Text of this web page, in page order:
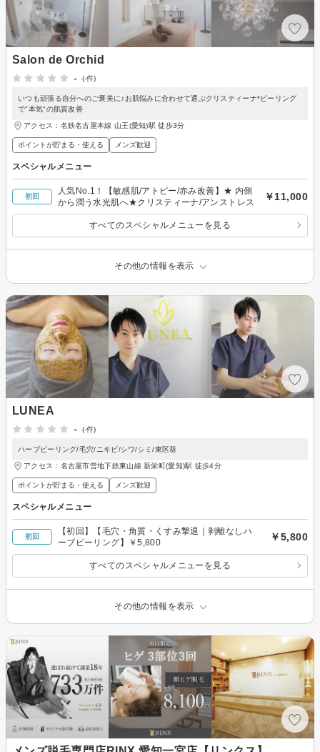
Salon de Orchid
-
(-件)
いつも頑張る自分へのご褒美に♪お肌悩みに合わせて選ぶクリスティーナ*ピーリング
で"本気"の肌質改善
アクセス：名鉄名古屋本線 山王(愛知)駅 徒歩3分
ポイントが貯まる・使える メンズ歓迎
スペシャルメニュー
初回
人気No.1！【敏感肌/アトピー/赤み改善】★ 内側
から潤う水光肌へ★クリスティーナ/アンストレス
￥11,000
すべてのスペシャルメニューを見る
その他の情報を表示
LUNEA
-
(-件)
ハーブピーリング/毛穴/ニキビ/シワ/シミ/東区葵
アクセス：名古屋市営地下鉄東山線 新栄町(愛知)駅 徒歩4分
ポイントが貯まる・使える メンズ歓迎
スペシャルメニュー
初回
【初回】【毛穴・角質・くすみ撃退｜剥離なしハ
ーブピーリング】￥5,800
￥5,800
すべてのスペシャルメニューを見る
その他の情報を表示